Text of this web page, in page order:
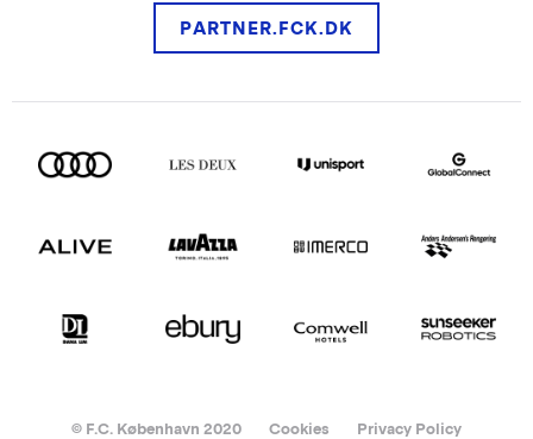
PARTNER.FCK.DK
© F.C. København 2020 Cookies Privacy Policy